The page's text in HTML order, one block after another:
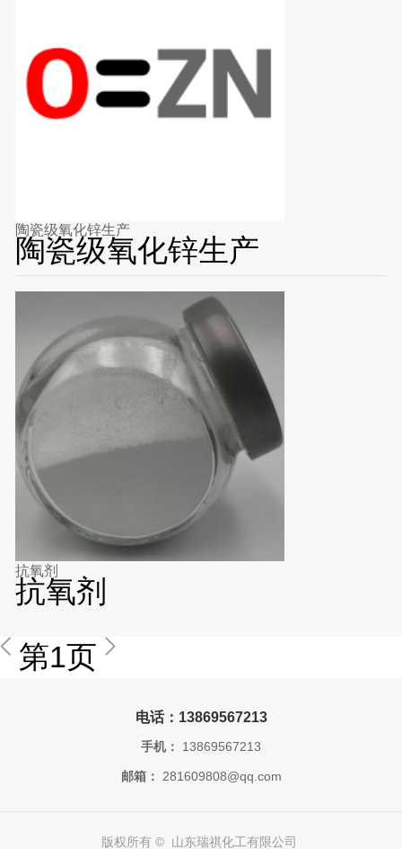
陶瓷级氧化锌生产
陶瓷级氧化锌生产
抗氧剂
抗氧剂
第1页
电话：13869567213
手机： 13869567213
邮箱： 281609808@qq.com
版权所有 © 山东瑞祺化工有限公司